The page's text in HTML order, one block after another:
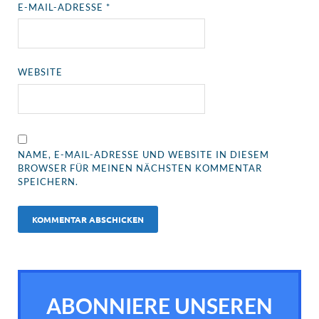
E-MAIL-ADRESSE*
WEBSITE
NAME, E-MAIL-ADRESSE UND WEBSITE IN DIESEM
BROWSER FÜR MEINEN NÄCHSTEN KOMMENTAR
SPEICHERN.
ABONNIERE UNSEREN